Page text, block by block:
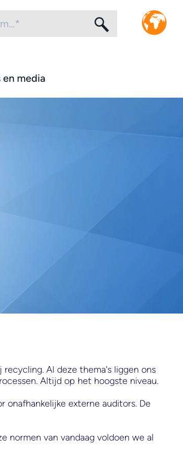
en media
Al deze thema's liggen ons
Altijd op het hoogste niveau.
externe auditors. De
normen van vandaag voldoen we al